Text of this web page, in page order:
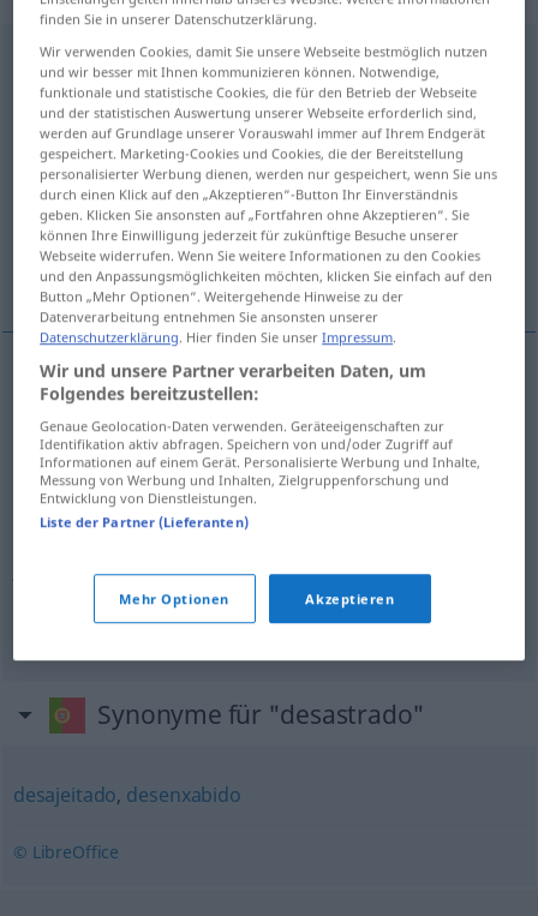
desastrado [dɨzɜʃˈtradu]
Übersicht aller Übersetzungen
(Für mehr Details die Übersetzung anklicken/antippen)
ungeschickt, tollpatschig, unglücklich,
jämmerlich
misslich
ungeschickt desastrado
tollpatschig desastrado
unglücklich desastrado(≈ infeliz)
jämmerlich desastrado(≈ deplorável)
desastrado(≈ desastroso)
Synonyme für "desastrado"
desajeitado, desenxabido
© LibreOffice
finden Sie in unserer Datenschutzerklärung.
Wir verwenden Cookies, damit Sie unsere Webseite bestmöglich nutzen
und wir besser mit Ihnen kommunizieren können. Notwendige,
funktionale und statistische Cookies, die für den Betrieb der Webseite
und der statistischen Auswertung unserer Webseite erforderlich sind,
werden auf Grundlage unserer Vorauswahl immer auf Ihrem Endgerät
gespeichert. Marketing-Cookies und Cookies, die der Bereitstellung
personalisierter Werbung dienen, werden nur gespeichert, wenn Sie uns
durch einen Klick auf den „Akzeptieren“-Button Ihr Einverständnis
geben. Klicken Sie ansonsten auf „Fortfahren ohne Akzeptieren“. Sie
können Ihre Einwilligung jederzeit für zukünftige Besuche unserer
Webseite widerrufen. Wenn Sie weitere Informationen zu den Cookies
und den Anpassungsmöglichkeiten möchten, klicken Sie einfach auf den
Button „Mehr Optionen“. Weitergehende Hinweise zu der
Datenverarbeitung entnehmen Sie ansonsten unserer
Datenschutzerklärung. Hier finden Sie unserImpressum.
Wir und unsere Partner verarbeiten Daten, um
Folgendes bereitzustellen:
Genaue Geolocation-Daten verwenden. Geräteeigenschaften zur
Identifikation aktiv abfragen. Speichern von und/oder Zugriff auf
Informationen auf einem Gerät. Personalisierte Werbung und Inhalte,
Messung von Werbung und Inhalten, Zielgruppenforschung und
Entwicklung von Dienstleistungen.
Liste der Partner (Lieferanten)
Mehr Optionen Akzeptieren